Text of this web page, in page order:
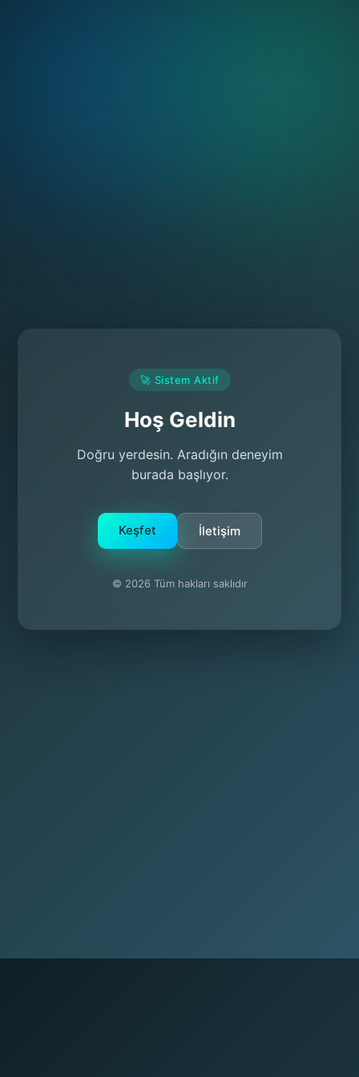
🚀 Sistem Aktif
Hoş Geldin
Doğru yerdesin. Aradığın deneyim
burada başlıyor.
Keşfet İletişim
© 2026 Tüm hakları saklıdır